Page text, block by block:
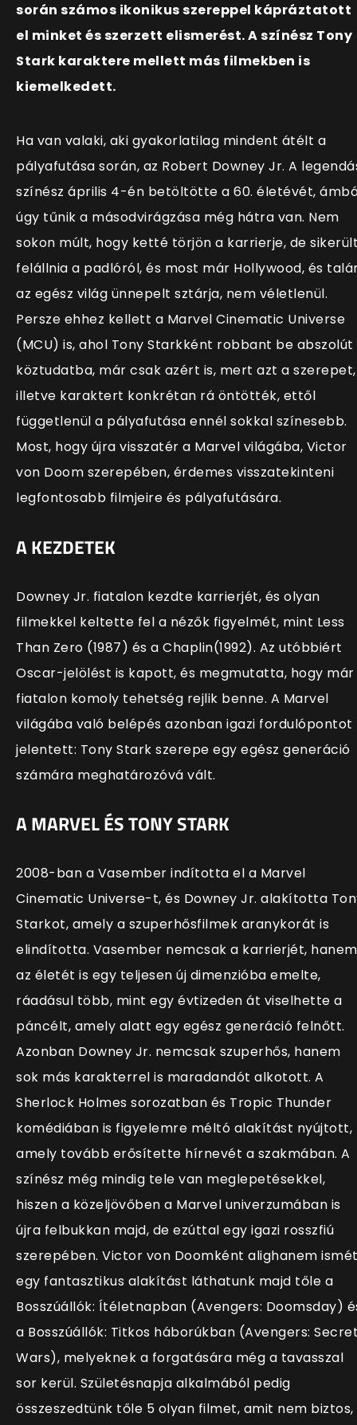
során számos ikonikus szereppel kápráztatott
el minket és szerzett elismerést. A színész Tony
Stark karaktere mellett más filmekben is
kiemelkedett.
Ha van valaki, aki gyakorlatilag mindent átélt a
pályafutása során, az Robert Downey Jr. A
színész április 4-én betöltötte a 60. életévét,
úgy tűnik a másodvirágzása még hátra van. Nem
sokon múlt, hogy ketté törjön a karrierje, de
felállnia a padlóról, és most már Hollywood, és
az egész világ ünnepelt sztárja, nem véletlenül.
Persze ehhez kellett a Marvel Cinematic Universe
(MCU) is, ahol Tony Starkként robbant be abszolút
köztudatba, már csak azért is, mert azt a szerepet,
illetve karaktert konkrétan rá öntötték, ettől
függetlenül a pályafutása ennél sokkal színesebb.
Most, hogy újra visszatér a Marvel világába, Victor
von Doom szerepében, érdemes visszatekinteni
legfontosabb filmjeire és pályafutására.
A KEZDETEK
Downey Jr. fiatalon kezdte karrierjét, és olyan
filmekkel keltette fel a nézők figyelmét, mint Less
Than Zero (1987) és a Chaplin(1992). Az utóbbiért
Oscar-jelölést is kapott, és megmutatta, hogy már
fiatalon komoly tehetség rejlik benne. A Marvel
világába való belépés azonban igazi fordulópontot
jelentett: Tony Stark szerepe egy egész generáció
számára meghatározóvá vált.
A MARVEL ÉS TONY STARK
2008-ban a Vasember indította el a Marvel
Cinematic Universe-t, és Downey Jr. alakította
Starkot, amely a szuperhősfilmek aranykorát is
elindította. Vasember nemcsak a karrierjét, hanem
az életét is egy teljesen új dimenzióba emelte,
ráadásul több, mint egy évtizeden át viselhette a
páncélt, amely alatt egy egész generáció felnőtt.
Azonban Downey Jr. nemcsak szuperhős, hanem
sok más karakterrel is maradandót alkotott. A
Sherlock Holmes sorozatban és Tropic Thunder
komédiában is figyelemre méltó alakítást nyújtott,
amely tovább erősítette hírnevét a szakmában. A
színész még mindig tele van meglepetésekkel,
hiszen a közeljövőben a Marvel univerzumában is
újra felbukkan majd, de ezúttal egy igazi rosszfiú
szerepében. Victor von Doomként alighanem
egy fantasztikus alakítást láthatunk majd tőle a
Bosszúállók: Ítéletnapban (Avengers: Doomsday)
a Bosszúállók: Titkos háborúkban (Avengers:
Wars), melyeknek a forgatására még a tavasszal
sor kerül. Születésnapja alkalmából pedig
összeszedtünk tőle 5 olyan filmet, amit nem biztos,